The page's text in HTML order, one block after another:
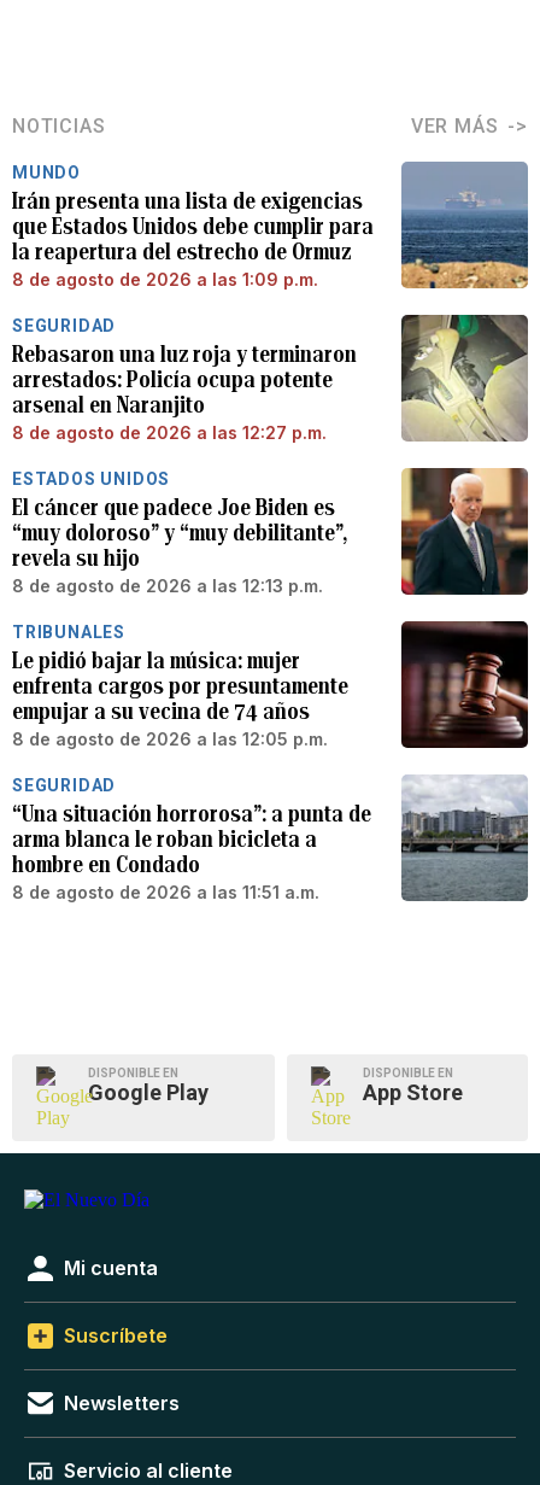
NOTICIAS VER MÁS
MUNDO
Irán presenta una lista de exigencias
que Estados Unidos debe cumplir para
la reapertura del estrecho de Ormuz
8 de agosto de 2026 a las 1:09 p.m.
SEGURIDAD
Rebasaron una luz roja y terminaron
arrestados: Policía ocupa potente
arsenal en Naranjito
8 de agosto de 2026 a las 12:27 p.m.
ESTADOS UNIDOS
El cáncer que padece Joe Biden es
“muy doloroso” y “muy debilitante”,
revela su hijo
8 de agosto de 2026 a las 12:13 p.m.
TRIBUNALES
Le pidió bajar la música: mujer
enfrenta cargos por presuntamente
empujar a su vecina de 74 años
8 de agosto de 2026 a las 12:05 p.m.
SEGURIDAD
“Una situación horrorosa”: a punta de
arma blanca le roban bicicleta a
hombre en Condado
8 de agosto de 2026 a las 11:51 a.m.
DISPONIBLE EN
Google Play
DISPONIBLE EN
App Store
Mi cuenta
Suscríbete
Newsletters
Servicio al cliente